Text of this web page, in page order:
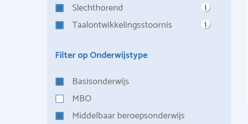
Slechthorend
Taalontwikkelingsstoornis
Filter op Onderwijstype
Basisonderwijs
MBO
Middelbaar beroepsonderwijs